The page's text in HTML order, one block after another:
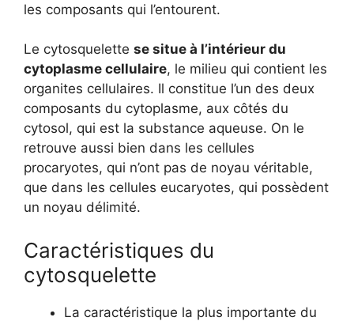
les composants qui l’entourent.
Le cytosquelette se situe à l’intérieur du
cytoplasme cellulaire, le milieu qui contient les
organites cellulaires. Il constitue l’un des deux
composants du cytoplasme, aux côtés du
cytosol, qui est la substance aqueuse. On le
retrouve aussi bien dans les cellules
procaryotes, qui n’ont pas de noyau véritable,
que dans les cellules eucaryotes, qui possèdent
un noyau délimité.
Caractéristiques du
cytosquelette
La caractéristique la plus importante du